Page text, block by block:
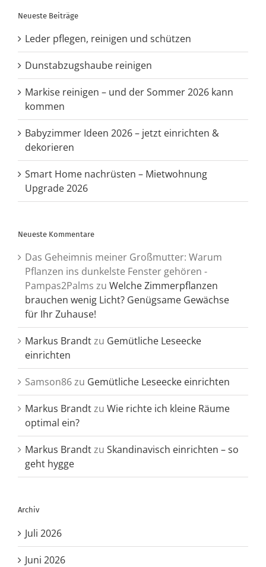
Neueste Beiträge
Leder pflegen, reinigen und schützen
Dunstabzugshaube reinigen
Markise reinigen – und der Sommer 2026 kann
kommen
Babyzimmer Ideen 2026 – jetzt einrichten &
dekorieren
Smart Home nachrüsten – Mietwohnung
Upgrade 2026
Neueste Kommentare
Das Geheimnis meiner Großmutter: Warum
Pflanzen ins dunkelste Fenster gehören -
Pampas2Palms zu Welche Zimmerpflanzen
brauchen wenig Licht? Genügsame Gewächse
für Ihr Zuhause!
Markus Brandtzu Gemütliche Leseecke
einrichten
Samson86zu Gemütliche Leseecke einrichten
Markus Brandtzu Wie richte ich kleine Räume
optimal ein?
Markus Brandtzu Skandinavisch einrichten – so
geht hygge
Archiv
Juli 2026
Juni 2026